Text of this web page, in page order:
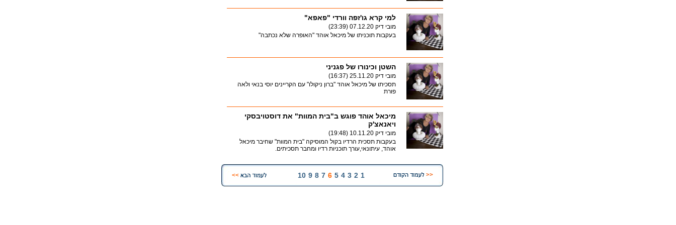
למי קרא גו'זפה וורדי "פאפא"
מובי דיק 07.12.20 (23:39)
בעקבות תוכניתו של מיכאל אוהד "האופרה שלא נכתבה"
השטן וכינורו של פגניני
מובי דיק 25.11.20 (16:37)
תסכיתו של מיכאל אוהד "ברון ניקולו" עם הקריינים יוסי בנאי ולאה
פורת
מיכאל אוהד פוגש ב"בית המוות" את דוסטויבסקי
ויאנאצ'ק
מובי דיק 10.11.20 (19:48)
בעקבות תסכית הרדיו בקול המוסיקה "בית המוות" שחיבר מיכאל
אוהד, עיתונאי,עורך תוכניות רדיו ומחבר תסכיתים.
1
2
3
4
5
6
7
8
9
10